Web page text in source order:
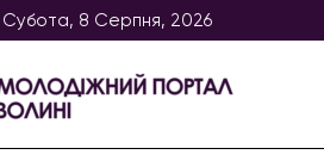
Субота, 8 Серпня, 2026